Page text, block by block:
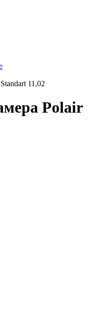
11,02
Polair